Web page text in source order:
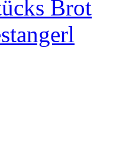
Brot